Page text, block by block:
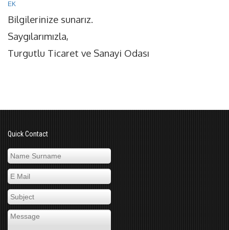
EK
Bilgilerinize sunarız.
Saygılarımızla,
Turgutlu Ticaret ve Sanayi Odası
Quick Contact